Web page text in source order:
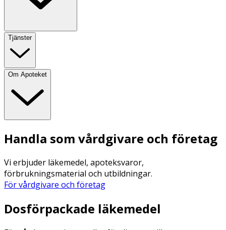
Tjänster
Om Apoteket
Handla som vårdgivare och företag
Vi erbjuder läkemedel, apoteksvaror,
förbrukningsmaterial och utbildningar.
För vårdgivare och företag
Dosförpackade läkemedel